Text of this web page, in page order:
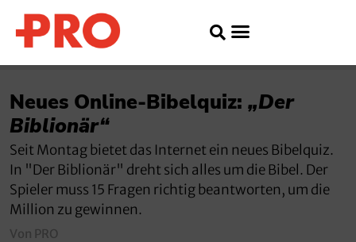
Neues Online-Bibelquiz: „Der
Biblionär“
Seit Montag bietet das Internet ein neues Bibelquiz.
In "Der Biblionär" dreht sich alles um die Bibel. Der
Spieler muss 15 Fragen richtig beantworten, um die
Million zu gewinnen.
Von PRO